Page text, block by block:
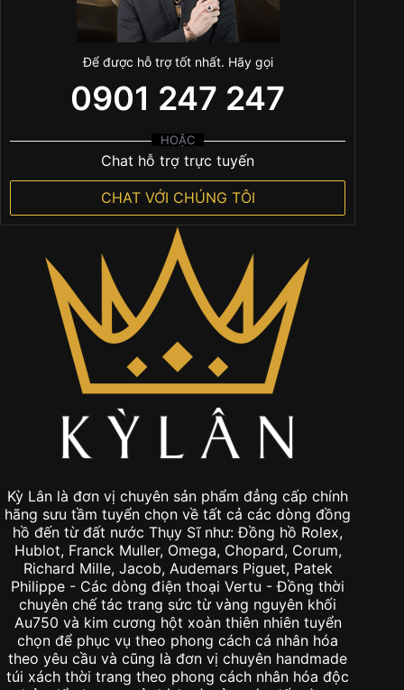
Để được hỗ trợ tốt nhất. Hãy gọi
0901 247 247
HOẶC
Chat hỗ trợ trực tuyến
CHAT VỚI CHÚNG TÔI
Kỳ Lân là đơn vị chuyên sản phẩm đẳng cấp chính
hãng sưu tầm tuyển chọn về tất cả các dòng đồng
hồ đến từ đất nước Thụy Sĩ như: Đồng hồ Rolex,
Hublot, Franck Muller, Omega, Chopard, Corum,
Richard Mille, Jacob, Audemars Piguet, Patek
Philippe - Các dòng điện thoại Vertu - Đồng thời
chuyên chế tác trang sức từ vàng nguyên khối
Au750 và kim cương hột xoàn thiên nhiên tuyển
chọn để phục vụ theo phong cách cá nhân hóa
theo yêu cầu và cũng là đơn vị chuyên handmade
túi xách thời trang theo phong cách nhân hóa độc